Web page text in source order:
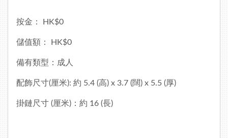
按金： HK$0
儲值額： HK$0
備有類型：成人
配飾尺寸(厘米): 約 5.4 (高) x 3.7 (闊) x 5.5 (厚)
掛鏈尺寸 (厘米)：約 16 (長)